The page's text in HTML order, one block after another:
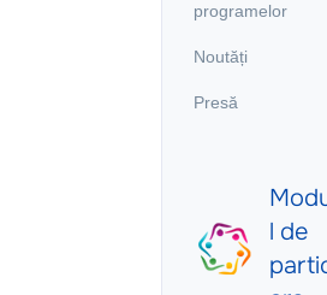
programelor
Noutăți
Presă